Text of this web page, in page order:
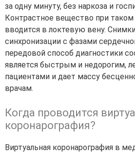
за одну минуту, без наркоза и
Контрастное вещество при
вводится в локтевую вену.
синхронизации с фазами
передовой способ диагностики
является быстрым и недорогим,
пациентами и дает массу
врачам.
Когда проводится
коронарография?
Виртуальная коронарография в